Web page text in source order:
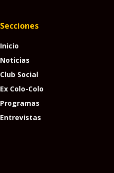
Secciones
Inicio
Noticias
Club Social
Ex Colo-Colo
Programas
Entrevistas